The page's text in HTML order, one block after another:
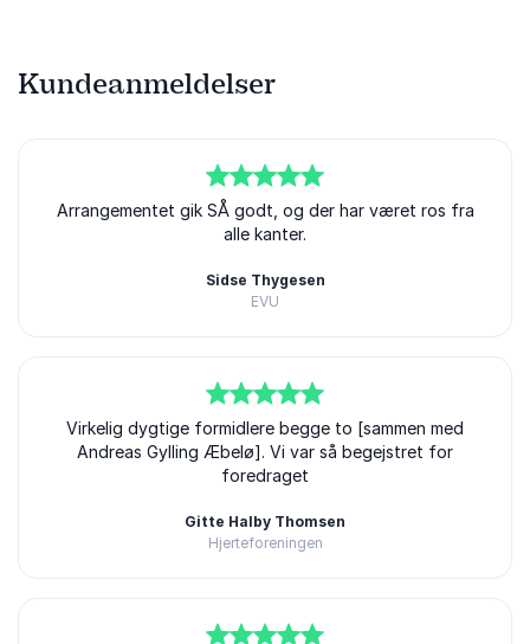
Kundeanmeldelser
5ud af5
Arrangementet gik SÅ godt, og der har været ros fra
alle kanter.
Sidse Thygesen
EVU
ud af 5
Virkelig dygtige formidlere begge to [sammen med
Andreas Gylling Æbelø]. Vi var så begejstret for
foredraget
Gitte Halby Thomsen
Hjerteforeningen